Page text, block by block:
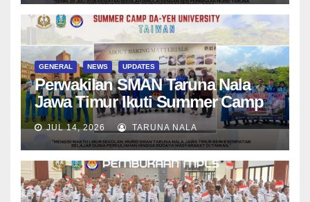
GENERAL NEWS UPDATES
Perwakilan SMAN Taruna Nala
Jawa Timur Ikuti Summer Camp
di Da-Yeh University, Taiwan
JUL 14, 2026 TARUNA NALA